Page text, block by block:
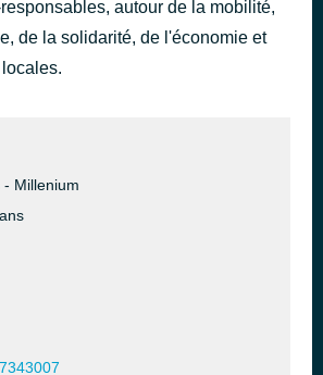
autour de la mobilité,
de la solidarité, de l'économie et
- Millenium